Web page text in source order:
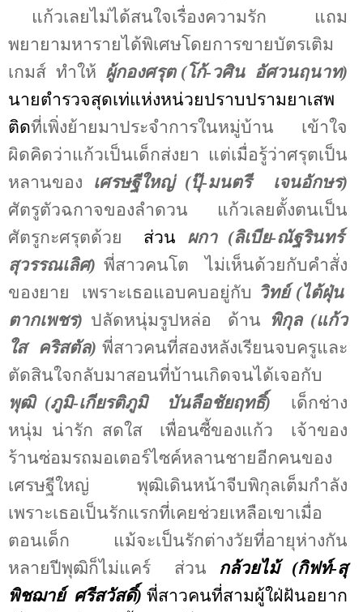
แก้วเลยไม่ได้สนใจเรื่องความรัก
แถม
พยายามหารายได้พิเศษโดยการขายบัตรเติม
เกมส์ ทำให้ ผู้กองศรุต (โก้-วศิน อัศวนฤนาท)
นายตำรวจสุดเท่แห่งหน่วยปราบปรามยาเสพ
ติดที่เพิ่งย้ายมาประจำการในหมู่บ้าน
เข้าใจ
ผิดคิดว่าแก้วเป็นเด็กส่งยา
แต่เมื่อรู้ว่าศรุตเป็น
หลานของ เศรษฐีใหญ่ (ปุ๊-มนตรี
เจนอักษร)
ศัตรูตัวฉกาจของลำดวน
แก้วเลยตั้งตนเป็น
ศัตรูกะศรุตด้วย
ส่วน ผกา (ลิเบีย-ณัฐรินทร์
สุวรรณเลิศ) พี่สาวคนโต
ไม่เห็นด้วยกับคำสั่ง
ของยาย
เพราะเธอแอบคบอยู่กับ วิทย์ (ไต้ฝุ่น
ตากเพชร) ปลัดหนุ่มรูปหล่อ ด้าน
พิกุล (แก้ว
ใส
คริสตัล) พี่สาวคนที่สองหลังเรียนจบครูและ
ตัดสินใจกลับมาสอนที่บ้านเกิดจนได้เจอกับ
พุฒิ (ภูมิ-เกียรติภูมิ
บันลือชัยฤทธิ์)
เด็กช่าง
หนุ่ม น่ารัก สดใส
เพื่อนซี้ของแก้ว
เจ้าของ
ร้านซ่อมรถมอเตอร์ไซค์หลานชายอีกคนของ
เศรษฐีใหญ่
พุฒิเดินหน้าจีบพิกุลเต็มกำลัง
เพราะเธอเป็นรักแรกที่เคยช่วยเหลือเขาเมื่อ
ตอนเด็ก
แม้จะเป็นรักต่างวัยที่อายุห่างกัน
หลายปีพุฒิก็ไม่แคร์
ส่วน
กล้วยไม้ (กิฟท์-สุ
พิชฌาย์ ศรีสวัสดิ์) พี่สาวคนที่สามผู้ใฝ่ฝันอยาก